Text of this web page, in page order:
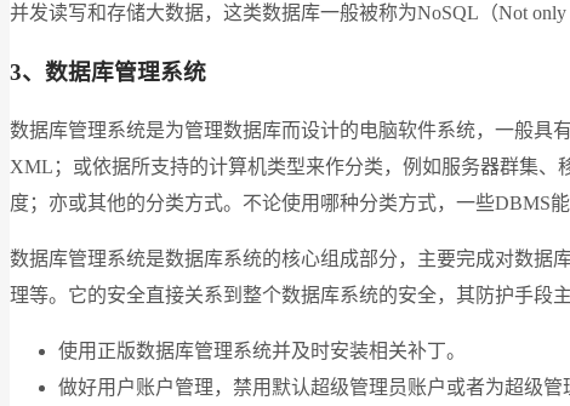
并发读写和存储大数据，这类数据库一般被称为NoSQL（Not
3、数据库管理系统
数据库管理系统是为管理数据库而设计的电脑软件系统，一般具
XML；或依据所支持的计算机类型来作分类，例如服务器群集
度；亦或其他的分类方式。不论使用哪种分类方式，一些DBMS
数据库管理系统是数据库系统的核心组成部分，主要完成对数据
理等。它的安全直接关系到整个数据库系统的安全，其防护手段主
使用正版数据库管理系统并及时安装相关补丁。
做好用户账户管理，禁用默认超级管理员账户或者为超级